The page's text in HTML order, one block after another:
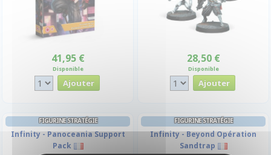
41,95 €
Disponible
28,50 €
Disponible
FIGURINE STRATÉGIE
Infinity - Panoceania Support
Pack
FIGURINE STRATÉGIE
Infinity - Beyond Opération
Sandtrap